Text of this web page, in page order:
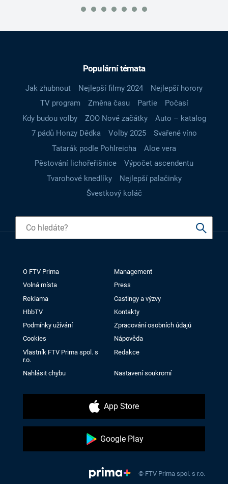
Populární témata
Jak zhubnout Nejlepší filmy 2024
Nejlepší horory
TV program
Změna času Partie
Počasí
Kdy budou volby
ZOO Nové začátky
Auto – katalog
7 pádů Honzy Dědka
Volby 2025
Svařené víno
Tatarák podle Pohlreicha
Aloe vera
Pěstování lichořeřišnice
Výpočet ascendentu
Tvarohové knedlíky
Nejlepší palačinky
Švestkový koláč
O FTV Prima
Management
Volná místa
Press
Reklama
Castingy a výzvy
HbbTV
Kontakty
Podmínky užívání
Zpracování osobních údajů
Cookies
Nápověda
Vlastník FTV Prima spol. s
r.o.
Redakce
Nahlásit chybu Nastavení soukromí
App Store
Google Play
© FTV Prima spol. s r.o.